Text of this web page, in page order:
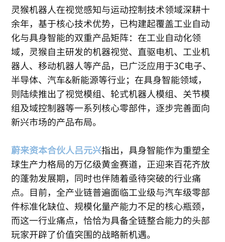
灵猴机器人在视觉感知与运动控制技术领域深耕十
余年，基于核心技术优势，已构建起覆盖工业自动
化与具身智能的双重产品矩阵：在工业自动化领
域，灵猴自主研发的机器视觉、直驱电机、工业机
器人、移动机器人等产品，已广泛应用于3C电子、
半导体、汽车&新能源等行业；在具身智能领域，
则陆续推出了视觉模组、轮式机器人模组、关节模
组及域控制器等一系列核心零部件，逐步完善面向
新兴市场的产品布局。
蔚来资本合伙人吕元兴指出，具身智能作为重塑全
球生产力格局的万亿级黄金赛道，正迎来百花齐放
的蓬勃发展期，同时也伴随着亟待突破的行业痛
点。目前，全产业链普遍面临工业级与汽车级零部
件标准化缺位、规模化量产能力不足的核心瓶颈，
而这一行业痛点，恰恰为具备全链整合能力的头部
玩家开辟了价值突围的战略新机遇。